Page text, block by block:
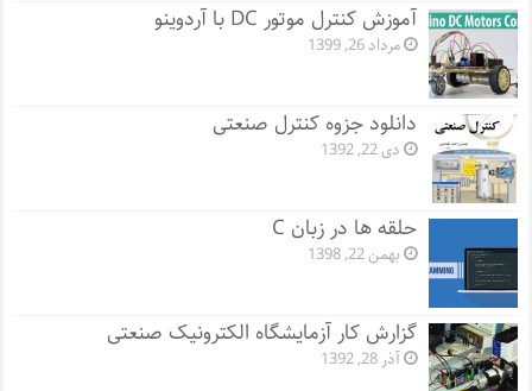
آموزش کنترل موتور DC با آردوینو
مرداد 26, 1399
دانلود جزوه کنترل صنعتی
دی 22, 1392
حلقه ها در زبان C
بهمن 22, 1398
گزارش کار آزمایشگاه الکترونیک صنعتی
آذر 28, 1392